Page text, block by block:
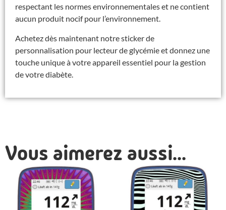
respectant les normes environnementales et ne contient
aucun produit nocif pour l’environnement.
Achetez dès maintenant notre sticker de
personnalisation pour lecteur de glycémie et donnez une
touche unique à votre appareil essentiel pour la gestion
de votre diabète.
Vous aimerez aussi...